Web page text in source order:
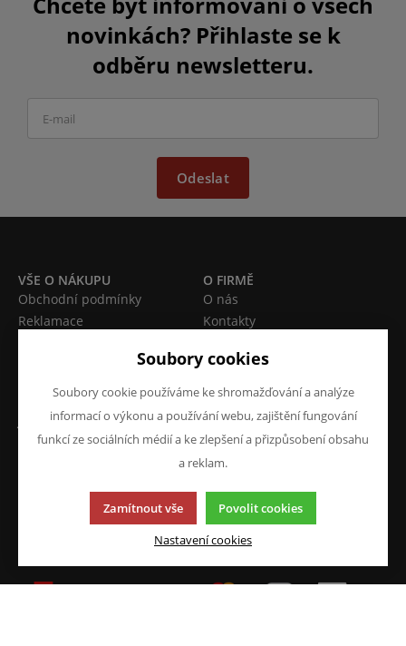
novinkách? Přihlaste se k
odběru newsletteru.
Odeslat
VŠE O NÁKUPU
Obchodní podmínky
Reklamace
O FIRMĚ
O nás
Kontakty
JAZYK A MĚNA
CS
NAPIŠTE NÁM
Chcete nám něco sdělit o
našich produktech nebo e-
shopu? Neváhejte napsat.
Chci napsat zprávu
Soubory cookies
Soubory cookie používáme ke shromažďování a analýze
informací o výkonu a používání webu, zajištění fungování
funkcí ze sociálních médií a ke zlepšení a přizpůsobení obsahu
a reklam.
Zamítnout vše Povolit cookies
Nastavení cookies